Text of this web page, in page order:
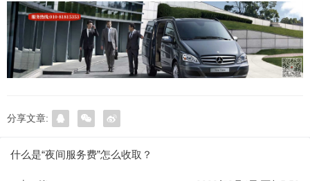
分享文章:
什么是“夜间服务费”怎么收取？